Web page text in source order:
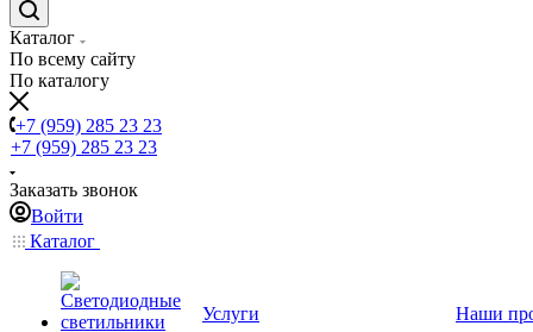
Каталог
По всему сайту
По каталогу
+7 (959) 285 23 23
+7 (959) 285 23 23
Заказать звонок
Войти
Каталог
Услуги
Наши